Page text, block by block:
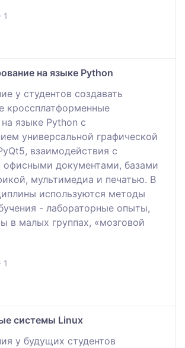
1
на языке Python
у студентов создавать
кроссплатформенные
языке Python с
универсальной графической
взаимодействия с
офисными документами, базами
мультимедиа и печатью. В
используются методы
- лабораторные опыты,
в малых группах, «мозговой
1
системы Linux
у будущих студентов